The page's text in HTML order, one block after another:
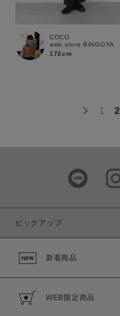
この
COCO
web store BINGOYA
172cm
1 2
ピックアップ
新着商品
WEB限定商品